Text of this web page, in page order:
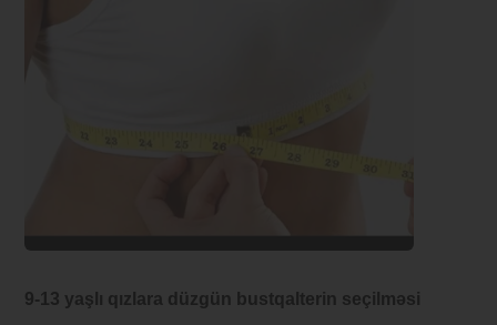
9-13 yaşlı qızlara düzgün bustqalterin seçilməsi